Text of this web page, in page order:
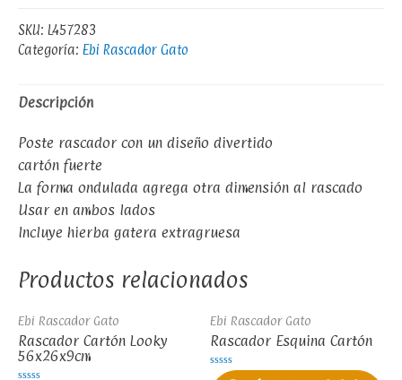
SKU: L457283
Categoría: Ebi Rascador Gato
Descripción
Poste rascador con un diseño divertido
cartón fuerte
La forma ondulada agrega otra dimensión al rascado
Usar en ambos lados
Incluye hierba gatera extragruesa
Productos relacionados
Ebi Rascador Gato
Rascador Cartón Looky
56x26x9cm
Ebi Rascador Gato
Rascador Esquina Cartón
Valorado